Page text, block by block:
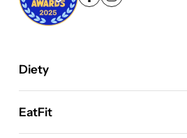
Diety
EatFit